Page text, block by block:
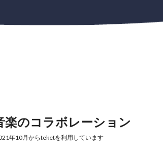
楽のコラボレーション
年10月からteketを利用しています